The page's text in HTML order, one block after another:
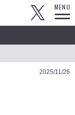
MOBILE SITE
MENU
2025/11/26